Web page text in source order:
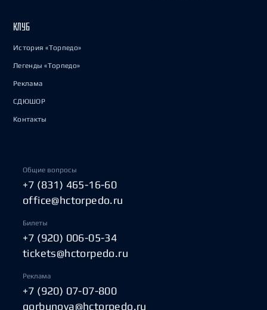
КЛУБ
История «Торпедо»
Легенды «Торпедо»
Реклама
СДЮШОР
Контакты
Общие вопросы
+7 (831) 465-16-60
office@hctorpedo.ru
Билеты
+7 (920) 006-05-34
tickets@hctorpedo.ru
Реклама
+7 (920) 07-07-800
gorbunova@hctorpedo.ru